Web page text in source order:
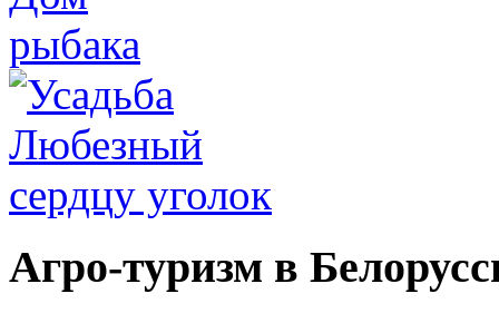
Агро-туризм в